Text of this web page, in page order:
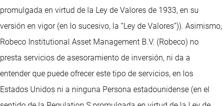
promulgada en virtud de la Ley de Valores de 1933, en su
versión en vigor (en lo sucesivo, la “Ley de Valores”)). Asimismo,
Robeco Institutional Asset Management B.V. (Robeco) no
presta servicios de asesoramiento de inversión, ni da a
entender que puede ofrecer este tipo de servicios, en los
Estados Unidos ni a ninguna Persona estadounidense (en el